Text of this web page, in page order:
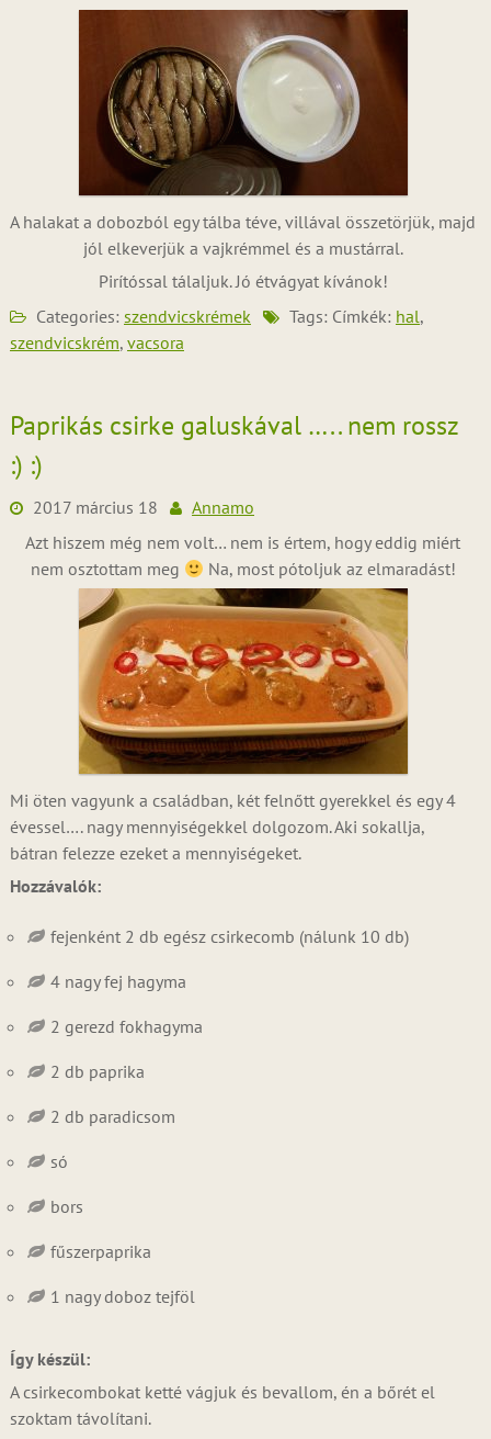
A halakat a dobozból egy tálba téve, villával összetörjük, majd
jól elkeverjük a vajkrémmel és a mustárral.
Pirítóssal tálaljuk. Jó étvágyat kívánok!
Categories: szendvicskrémek Tags: Címkék: hal,
szendvicskrém, vacsora
Paprikás csirke galuskával ….. nem rossz
:) :)
2017 március 18
Annamo
Azt hiszem még nem volt… nem is értem, hogy eddig miért
nem osztottam meg
Na, most pótoljuk az elmaradást!
Mi öten vagyunk a családban, két felnőtt gyerekkel és egy 4
évessel…. nagy mennyiségekkel dolgozom. Aki sokallja,
bátran felezze ezeket a mennyiségeket.
Hozzávalók:
fejenként 2 db egész csirkecomb (nálunk 10 db)
4 nagy fej hagyma
2 gerezd fokhagyma
2 db paprika
2 db paradicsom
só
bors
fűszerpaprika
1 nagy doboz tejföl
Így készül:
A csirkecombokat ketté vágjuk és bevallom, én a bőrét el
szoktam távolítani.